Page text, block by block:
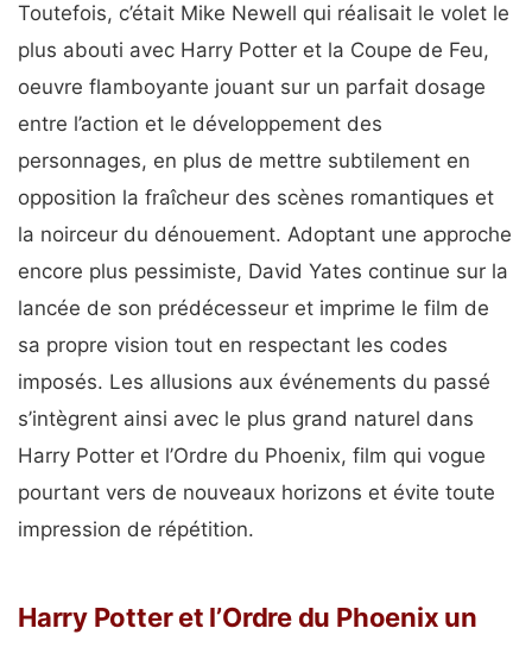
Toutefois, c’était Mike Newell qui réalisait le volet le
plus abouti avec Harry Potter et la Coupe de Feu,
oeuvre flamboyante jouant sur un parfait dosage
entre l’action et le développement des
personnages, en plus de mettre subtilement en
opposition la fraîcheur des scènes romantiques et
la noirceur du dénouement. Adoptant une approche
encore plus pessimiste, David Yates continue sur la
lancée de son prédécesseur et imprime le film de
sa propre vision tout en respectant les codes
imposés. Les allusions aux événements du passé
s’intègrent ainsi avec le plus grand naturel dans
Harry Potter et l’Ordre du Phoenix, film qui vogue
pourtant vers de nouveaux horizons et évite toute
impression de répétition.
Harry Potter et l’Ordre du Phoenix un